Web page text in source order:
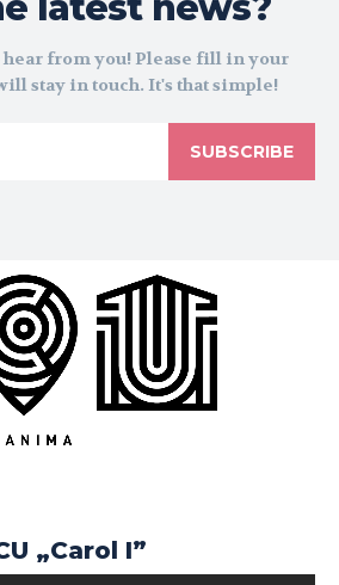
hear from you! Please fill in your
stay in touch. It's that simple!
SUBSCRIBE
„Carol I”